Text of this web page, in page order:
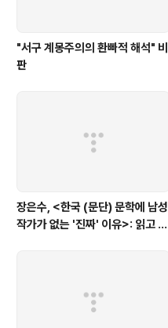
"서구 계몽주의의 환빠적 해석" 비
판
장은수, <한국 (문단) 문학에 남성
작가가 없는 '진짜' 이유>: 읽고 코